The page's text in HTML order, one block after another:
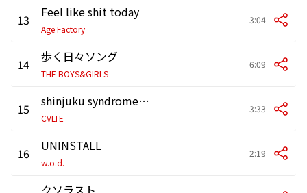
13 Feel like shit today
Age Factory
3:04
14 歩く日々ソング
THE BOYS&GIRLS
6:09
15 shinjuku syndrome. (nightcore)
CVLTE
3:33
16 UNINSTALL
w.o.d.
2:19
クソラスト